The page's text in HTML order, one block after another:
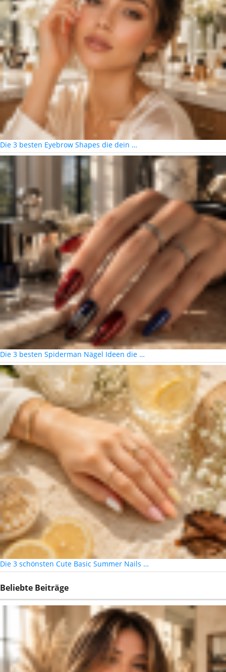
Die 3 besten Eyebrow Shapes die dein …
Die 3 besten Spiderman Nägel Ideen die …
Die 3 schönsten Cute Basic Summer Nails …
Beliebte Beiträge